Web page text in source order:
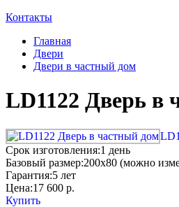
Контакты
Главная
Двери
Двери в частный дом
LD1122 Дверь в
Срок изготовления:1 день
Базовый размер:200x80 (можно
Гарантия:5 лет
Цена:17 600 р.
Купить